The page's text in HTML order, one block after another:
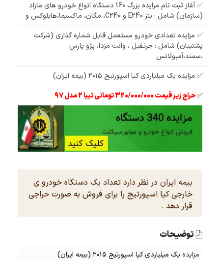
✅ آغاز ثبت نام مزایده بزرگ 160 دستگاه انواع خودرو های مازاد
(سازمان) شامل : بنز E240 و C240، مگان، ماکسیما،هایلوکس و
✅ مزایده تعدادی خودرو مستعمل قابل شماره گذاری (شرکت
پشتیبان) شامل : جرثقیل ، وانت مزدا، پژو پارس
،سمند،آمبولانس
✅ مزایده یک میلیاردی کیا اسپورتیج ۲۰۱۵ (بیمه ایران)
✅حراج زیر قیمت 320/000/000 تومانی تیبا 2 مدل 97
بیمه ایران در نظر دارد تعداد یک دستگاه خودرو ی
خارجی کیا اسپورتیج را برای فروش به صورت حراجی
قرار دهد .
توضیحات
مزایده یک میلیاردی کیا اسپورتیج ۲۰۱۵ (بیمه ایران)